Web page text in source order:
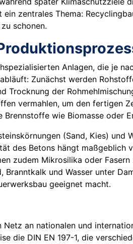
zentrales Thema:
schonen.
Anlagen, die je
Zunächst werden
Trocknung der
vermahlen, um den fertigen
Brennstoffe wie Biomasse oder
(Sand, Kies)
des Betons hängt
zudem Mikrosilika oder
Branntkalk und Wasser unter
geeignet macht.
an nationalen und
die DIN EN 197-1, die